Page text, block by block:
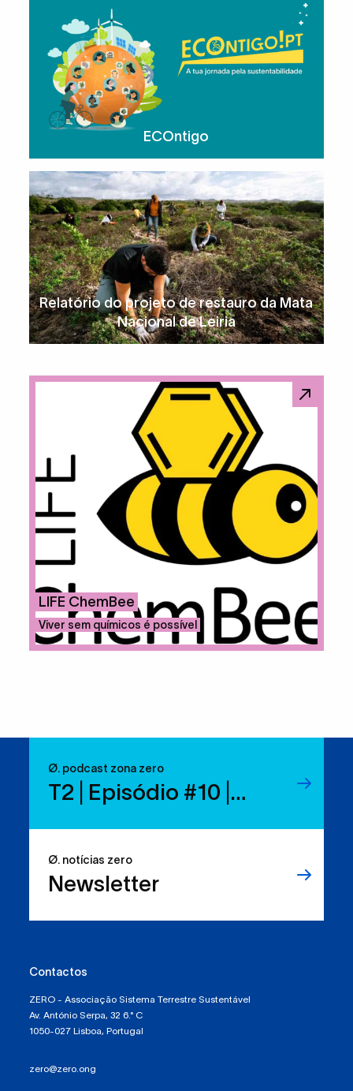
ECOntigo
Relatório do projeto de restauro da Mata
Nacional de Leiria
LIFE ChemBee
Viver sem químicos é possível
Ø. podcast zona zero
T2 | Episódio #10 |
sabemos usá-los?
Ø. notícias zero
Newsletter
Contactos
ZERO - Associação Sistema Terrestre Sustentável
Av. António Serpa, 32 6.° C
1050-027 Lisboa, Portugal
zero@zero.ong